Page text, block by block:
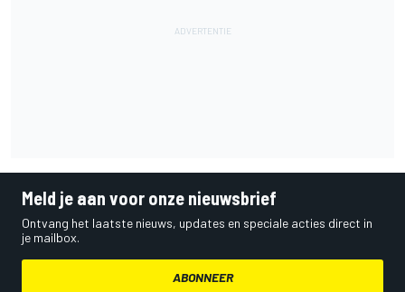
Meld je aan voor onze nieuwsbrief
Ontvang het laatste nieuws, updates en speciale acties direct in
je mailbox.
ABONNEER